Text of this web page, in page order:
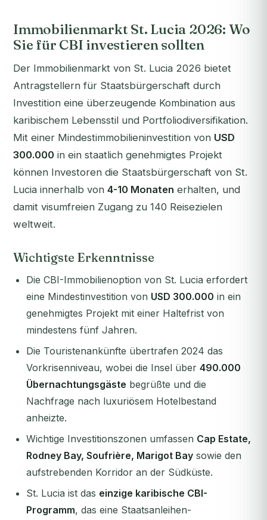
Immobilienmarkt St. Lucia 2026: Wo
Sie für CBI investieren sollten
Der Immobilienmarkt von St. Lucia 2026 bietet
Antragstellern für Staatsbürgerschaft durch
Investition eine überzeugende Kombination aus
karibischem Lebensstil und Portfoliodiversifikation.
Mit einer Mindestimmobilieninvestition von USD
300.000 in ein staatlich genehmigtes Projekt
können Investoren die Staatsbürgerschaft von St.
Lucia innerhalb von 4-10 Monaten erhalten, und
damit visumfreien Zugang zu 140 Reisezielen
weltweit.
Wichtigste Erkenntnisse
Die CBI-Immobilienoption von St. Lucia erfordert
eine Mindestinvestition von USD 300.000 in ein
genehmigtes Projekt mit einer Haltefrist von
mindestens fünf Jahren.
Die Touristenankünfte übertrafen 2024 das
Vorkrisenniveau, wobei die Insel über 490.000
Übernachtungsgäste begrüßte und die
Nachfrage nach luxuriösem Hotelbestand
anheizte.
Wichtige Investitionszonen umfassen Cap Estate,
Rodney Bay, Soufrière, Marigot Bay sowie den
aufstrebenden Korridor an der Südküste.
St. Lucia ist das einzige karibische CBI-
Programm, das eine Staatsanleihen-